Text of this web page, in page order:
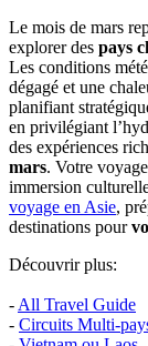
Le mois de mars
explorer des pays
Les conditions
dégagé et une
planifiant
en privilégiant
des expériences
mars. Votre
immersion
voyage en Asie,
destinations pour
Découvrir plus:
- All Travel Guide
- Circuits Multi-